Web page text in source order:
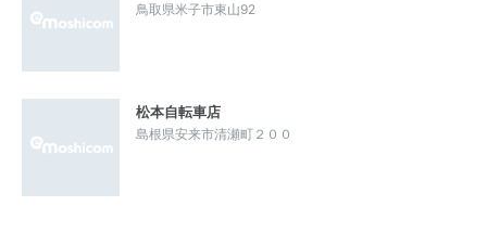
鳥取県米子市東山92
松本自転車店
島根県安来市清瀬町２００